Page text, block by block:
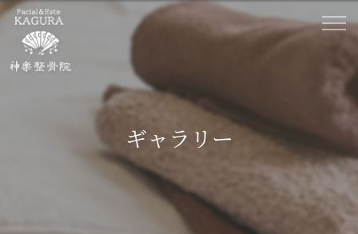
ギャラリー